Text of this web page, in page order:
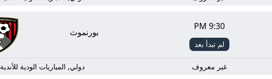
9:30 PM
لم تبدأ بعد
بورنموث
غير معروف دولي, المباريات الودية للأندية